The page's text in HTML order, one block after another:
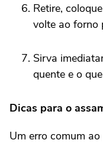
Retire,
volte ao forno
Sirva
quente e o
Dicas para o
Um erro comum